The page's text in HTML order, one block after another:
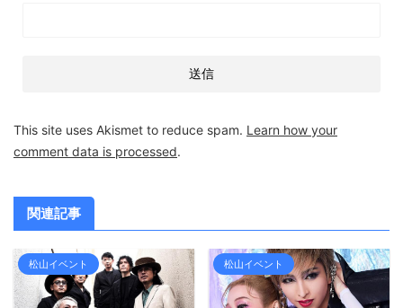
This site uses Akismet to reduce spam. Learn how your
comment data is processed.
関連記事
松山イベント 松山イベント